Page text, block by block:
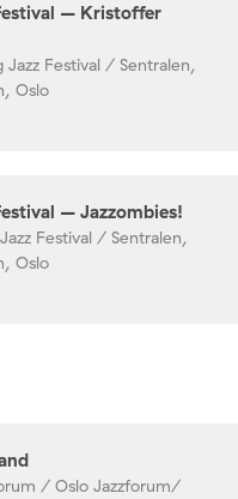
– Kristoffer
Jazz Festival / Sentralen,
Oslo
– Jazzombies!
Festival / Sentralen,
Oslo
/ Oslo Jazzforum/